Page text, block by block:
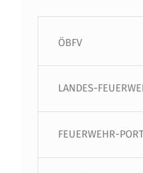
ÖBFV
LANDES-
FEUERWEHR-